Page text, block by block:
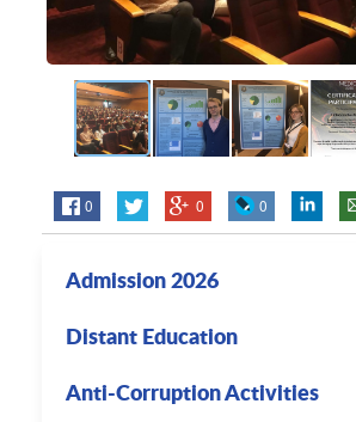
0 0 0
Admission 2026
Distant Education
Anti-Corruption Activities